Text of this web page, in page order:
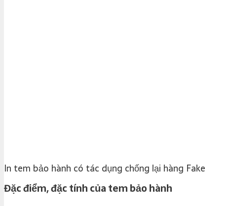
In tem bảo hành có tác dụng chống lại hàng Fake
Đặc điểm, đặc tính của tem bảo hành